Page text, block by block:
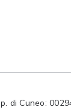
di Cuneo: